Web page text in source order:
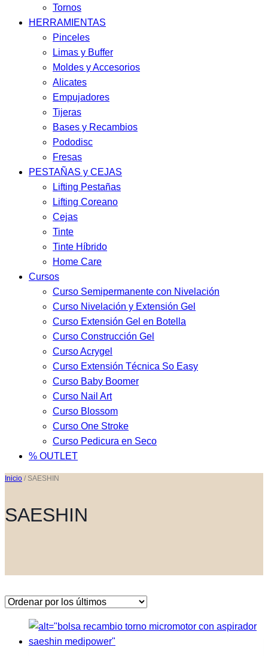
Tornos
HERRAMIENTAS
Pinceles
Limas y Buffer
Moldes y Accesorios
Alicates
Empujadores
Tijeras
Bases y Recambios
Pododisc
Fresas
PESTAÑAS y CEJAS
Lifting Pestañas
Lifting Coreano
Cejas
Tinte
Tinte Híbrido
Home Care
Cursos
Curso Semipermanente con Nivelación
Curso Nivelación y Extensión Gel
Curso Extensión Gel en Botella
Curso Construcción Gel
Curso Acrygel
Curso Extensión Técnica So Easy
Curso Baby Boomer
Curso Nail Art
Curso Blossom
Curso One Stroke
Curso Pedicura en Seco
% OUTLET
Inicio / SAESHIN
SAESHIN